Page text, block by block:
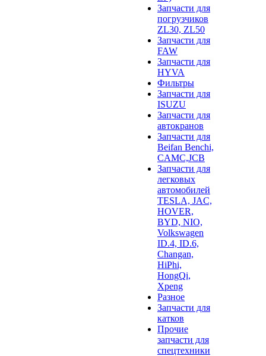
Запчасти для
погрузчиков
ZL30, ZL50
Запчасти для
FAW
Запчасти для
HYVA
Фильтры
Запчасти для
ISUZU
Запчасти для
автокранов
Запчасти для
Beifan Benchi,
CAMC,JCB
Запчасти для
легковых
автомобилей
TESLA, JAC,
HOVER,
BYD, NIO,
Volkswagen
ID.4, ID.6,
Changan,
HiPhi,
HongQi,
Xpeng
Разное
Запчасти для
катков
Прочие
запчасти для
спецтехники